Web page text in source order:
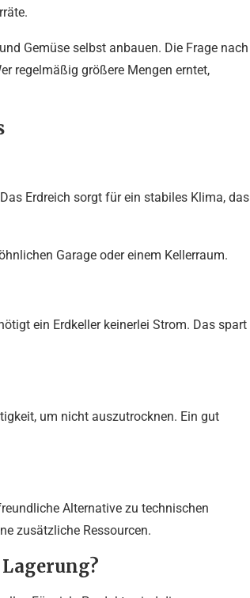
Gemüse selbst anbauen. Die Frage nach
regelmäßig größere Mengen erntet,
Erdreich sorgt für ein stabiles Klima, das
Garage oder einem Kellerraum.
ein Erdkeller keinerlei Strom. Das spart
um nicht auszutrocknen. Ein gut
Alternative zu technischen
zusätzliche Ressourcen.